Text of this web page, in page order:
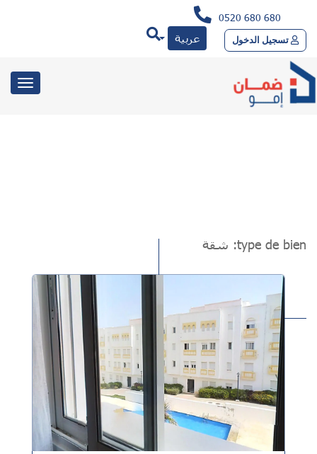
0520 680 680
تسجيل الدخول
عربية
type de bien: شقة